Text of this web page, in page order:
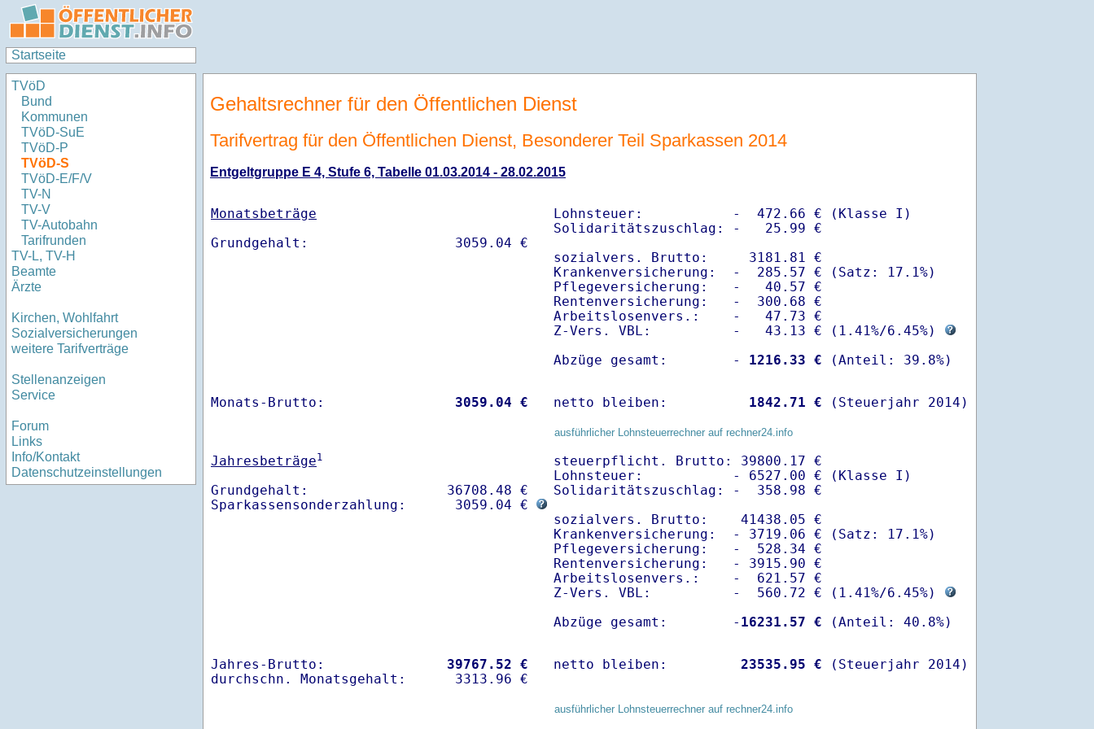
Startseite
TVöD
Bund
Kommunen
TVöD-SuE
TVöD-P
TVöD-S
TVöD-E/F/V
TV-N
TV-V
TV-Autobahn
Tarifrunden
TV-L, TV-H
Beamte
Ärzte
Kirchen, Wohlfahrt
Sozialversicherungen
weitere Tarifverträge
Stellenanzeigen
Service
Forum
Links
Info/Kontakt
Datenschutzeinstellungen
Gehaltsrechner für den Öffentlichen Dienst
Tarifvertrag für den Öffentlichen Dienst, Besonderer Teil Sparkassen 2014
Entgeltgruppe E 4, Stufe 6, Tabelle 01.03.2014 - 28.02.2015
Monatsbeträge
Lohnsteuer:           -  472.66 € (Klasse I)
Solidaritätszuschlag: -   25.99 €
sozialvers. Brutto:     3181.81 €
Krankenversicherung:  -  285.57 € (Satz: 17.1%)
Pflegeversicherung:   -   40.57 €
Rentenversicherung:   -  300.68 €
Arbeitslosenvers.:    -   47.73 €
Z-Vers. VBL:          -   43.13 € ( 1.41%/6.45%)
Abzüge gesamt:        -
1216.33 €
Monats-Brutto: 3059.04 € netto bleiben: 1842.71 € (Steuerjahr 2014)
ausführlicher Lohnsteuerrechner auf rechner24.info
Jahresbeträge1
Grundgehalt:                 36708.48 €
Sparkassensonderzahlung:      3059.04 €
steuerpflicht. Brutto: 39800.17 €
Lohnsteuer:           - 6527.00 € (Klasse I)
Solidaritätszuschlag: -  358.98 €
sozialvers. Brutto:    41438.05 €
Krankenversicherung:  - 3719.06 € (Satz: 17.1%)
Pflegeversicherung:   -  528.34 €
Rentenversicherung:   - 3915.90 €
Arbeitslosenvers.:    -  621.57 €
Z-Vers. VBL:          -  560.72 € ( 1.41%/6.45%)
Abzüge gesamt:        - 16231.57 €
Jahres-Brutto: 39767.52 €
netto bleiben: 23535.95 € (Steuerjahr 2014)
ausführlicher Lohnsteuerrechner auf rechner24.info